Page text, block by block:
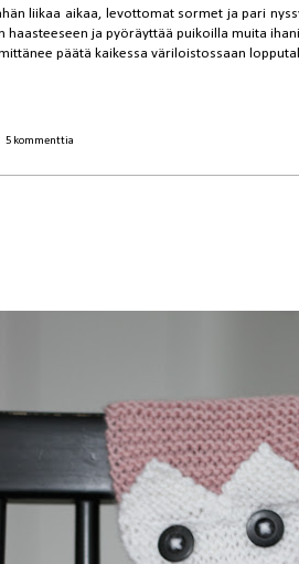
liikaa aikaa, levottomat sormet ja pari
haasteeseen ja pyöräyttää puikoilla muita
päätä kaikessa väriloistossaan
5 kommenttia